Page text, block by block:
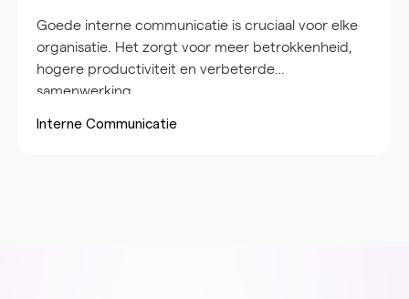
Goede interne communicatie is cruciaal voor elke
organisatie. Het zorgt voor meer betrokkenheid,
hogere productiviteit en verbeterde
samenwerking…
Interne Communicatie